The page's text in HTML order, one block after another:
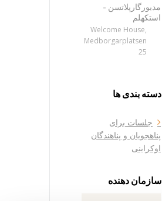
مدبورگارپلاتسن -
استکهلم
Welcome House,
Medborgarplatsen
25
دسته بندی ها
جلسات برای
پناهجویان و پناهندگان
اوکراینی
سازمان دهنده